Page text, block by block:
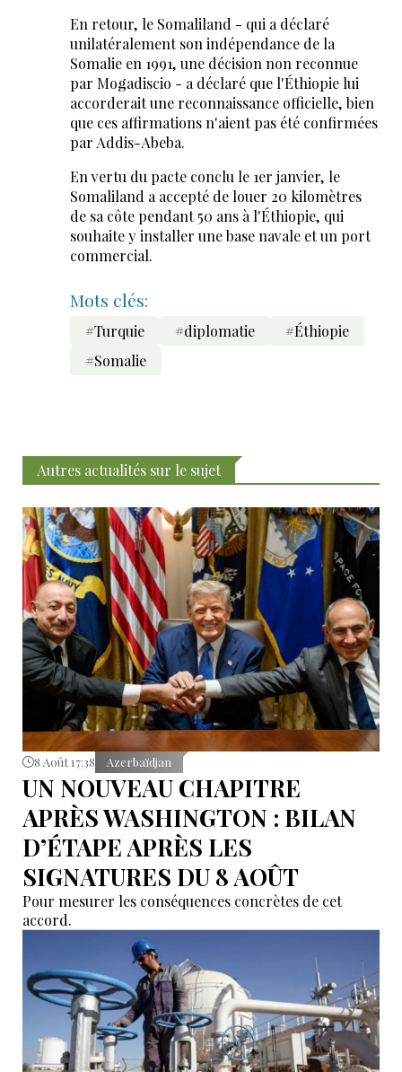
En retour, le Somaliland - qui a déclaré
unilatéralement son indépendance de la
Somalie en 1991, une décision non reconnue
par Mogadiscio - a déclaré que l'Éthiopie lui
accorderait une reconnaissance officielle, bien
que ces affirmations n'aient pas été confirmées
par Addis-Abeba.
En vertu du pacte conclu le 1er janvier, le
Somaliland a accepté de louer 20 kilomètres
de sa côte pendant 50 ans à l'Éthiopie, qui
souhaite y installer une base navale et un port
commercial.
Mots clés:
#Turquie #diplomatie
#Éthiopie
#Somalie
Autres actualités sur le sujet
8 Août 17:38 Azerbaïdjan
UN NOUVEAU CHAPITRE
APRÈS WASHINGTON : BILAN
D’ÉTAPE APRÈS LES
SIGNATURES DU 8 AOÛT
Pour mesurer les conséquences concrètes de cet
accord.